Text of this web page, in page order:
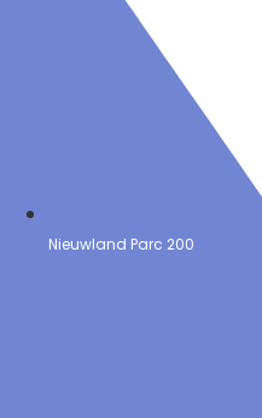
Nieuwland Parc 200